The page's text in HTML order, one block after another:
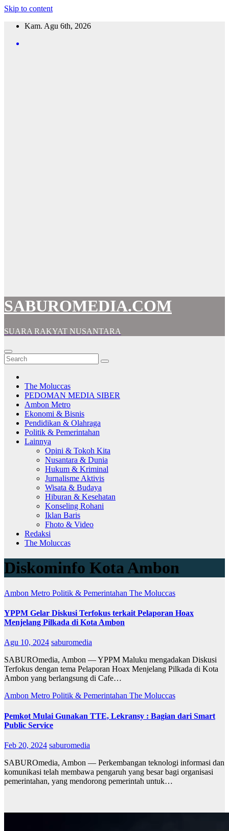
Skip to content
Kam. Agu 6th, 2026
SABUROMEDIA.COM
SUARA RAKYAT NUSANTARA
The Moluccas
PEDOMAN MEDIA SIBER
Ambon Metro
Ekonomi & Bisnis
Pendidikan & Olahraga
Politik & Pemerintahan
Lainnya
Opini & Tokoh Kita
Nusantara & Dunia
Hukum & Kriminal
Jurnalisme Aktivis
Wisata & Budaya
Hiburan & Kesehatan
Konseling Rohani
Iklan Baris
Fhoto & Video
Redaksi
The Moluccas
Diskominfo Kota Ambon
Ambon Metro Politik & Pemerintahan The Moluccas
YPPM Gelar Diskusi Terfokus terkait Pelaporan Hoax
Menjelang Pilkada di Kota Ambon
Agu 10, 2024 saburomedia
SABUROmedia, Ambon — YPPM Maluku mengadakan Diskusi
Terfokus dengan tema Pelaporan Hoax Menjelang Pilkada di Kota
Ambon yang berlangsung di Cafe…
Ambon Metro Politik & Pemerintahan The Moluccas
Pemkot Mulai Gunakan TTE, Lekransy : Bagian dari Smart
Public Service
Feb 20, 2024 saburomedia
SABUROmedia, Ambon — Perkembangan teknologi informasi dan
komunikasi telah membawa pengaruh yang besar bagi organisasi
pemerintahan, yang mendorong pemerintah untuk…